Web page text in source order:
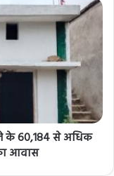
के 60,184 से अधिक
आवास